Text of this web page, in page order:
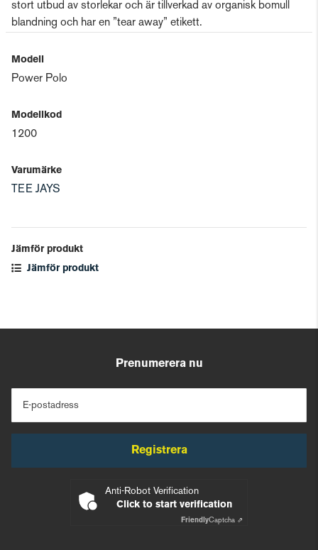
stort utbud av storlekar och är tillverkad av organisk bomull
blandning och har en ”tear away” etikett.
Modell
Power Polo
Modellkod
1200
Varumärke
TEE JAYS
Jämför produkt
Jämför produkt
Prenumerera nu
E-postadress
Registrera
Anti-Robot Verification
Click to start verification
FriendlyCaptcha ⇗